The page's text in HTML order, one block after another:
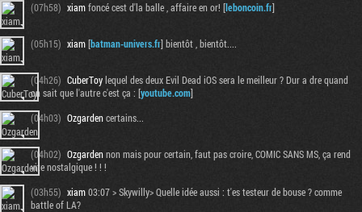
(07h58) xiamfoncé cest d'la balle , affaire en or! [leboncoin.fr]
(05h15) xiam[batman-univers.fr] bientôt , bientôt....
(04h26) CuberToylequel des deux Evil Dead iOS sera le meilleur ? Dur a dre quand
on sait que l'autre c'est ça : [youtube.com]
(04h03) Ozgardencertains...
(04h02) Ozgardennon mais pour certain, faut pas croire, COMIC SANS MS, ça rend
vite nostalgique ! ! !
(03h55) xiam03:07 > Skywilly> Quelle idée aussi : t'es testeur de bouse ? comme
battle of LA?